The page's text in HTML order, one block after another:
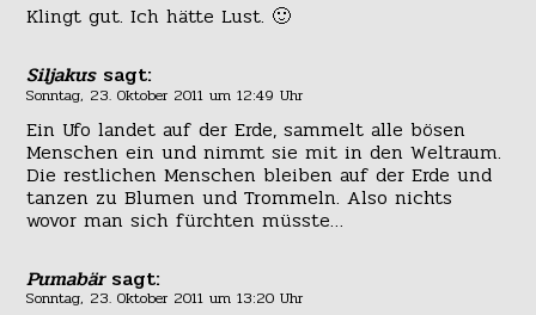
Klingt gut. Ich hätte Lust. 🙂
Siljakus sagt:
Sonntag, 23. Oktober 2011 um 12:49 Uhr
Ein Ufo landet auf der Erde, sammelt alle bösen
Menschen ein und nimmt sie mit in den Weltraum.
Die restlichen Menschen bleiben auf der Erde und
tanzen zu Blumen und Trommeln. Also nichts
wovor man sich fürchten müsste…
Pumabär sagt:
Sonntag, 23. Oktober 2011 um 13:20 Uhr